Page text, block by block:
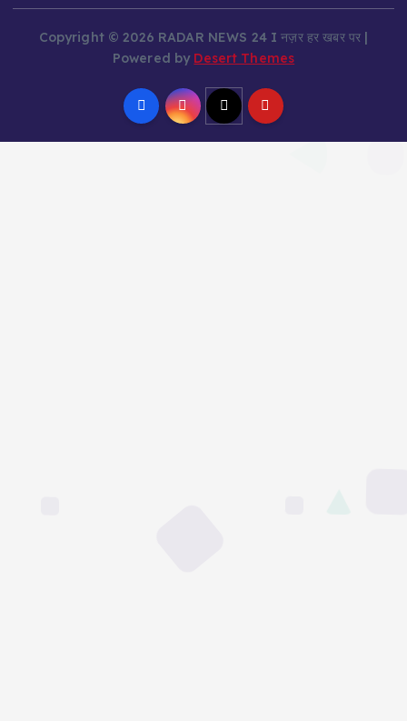
Copyright © 2026 RADAR NEWS 24 I नज़र हर खबर पर |
Powered by Desert Themes